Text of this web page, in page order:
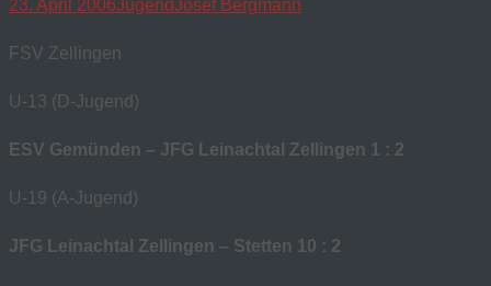
23. April 2006JugendJosef Bergmann
FSV Zellingen
U-13 (D-Jugend)
ESV Gemünden – JFG Leinachtal Zellingen 1 : 2
U-19 (A-Jugend)
JFG Leinachtal Zellingen – Stetten 10 : 2